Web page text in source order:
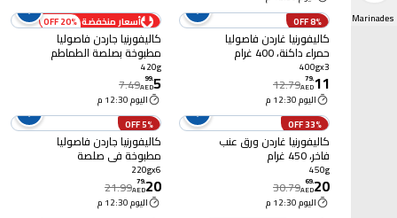
Condiments, Dressings & Marinades
8% OFF
كاليفورنيا غاردن فاصوليا
حمراء داكنة، 400 غرام
حزمة من 3
400gx3
11
.
79
AED
12.79
اليوم 12:30 م
أسعار منخفضة 20% OFF
كاليفورنيا جاردن فاصوليا
مطبوخة بصلصة الطماطم
420 غرام
420g
5
.
99
AED
7.49
اليوم 12:30 م
33% OFF
كاليفورنيا غاردن ورق عنب
فاخر، 450 غرام
450g
20
.
69
AED
30.79
اليوم 12:30 م
5% OFF
كاليفورنيا جاردن فاصوليا
مطبوخة في صلصة
من 6 قطع
220gx6
20
.
79
AED
21.99
اليوم 12:30 م